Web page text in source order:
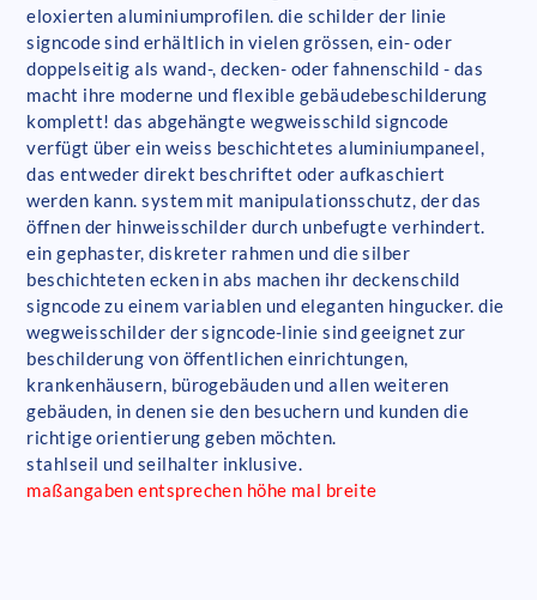
eloxierten aluminiumprofilen. die schilder der linie
signcode sind erhältlich in vielen grössen, ein- oder
doppelseitig als wand-, decken- oder fahnenschild - das
macht ihre moderne und flexible gebäudebeschilderung
komplett! das abgehängte wegweisschild signcode
verfügt über ein weiss beschichtetes aluminiumpaneel,
das entweder direkt beschriftet oder aufkaschiert
werden kann. system mit manipulationsschutz, der das
öffnen der hinweisschilder durch unbefugte verhindert.
ein gephaster, diskreter rahmen und die silber
beschichteten ecken in abs machen ihr deckenschild
signcode zu einem variablen und eleganten hingucker. die
wegweisschilder der signcode-linie sind geeignet zur
beschilderung von öffentlichen einrichtungen,
krankenhäusern, bürogebäuden und allen weiteren
gebäuden, in denen sie den besuchern und kunden die
richtige orientierung geben möchten.
stahlseil und seilhalter inklusive.
maßangaben entsprechen höhe mal breite